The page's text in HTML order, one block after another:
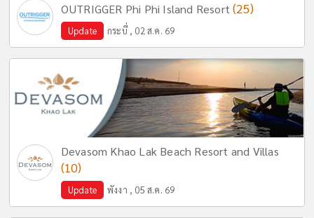
OUTRIGGER Phi Phi Island Resort(25)
Update กระบี่ , 02 ส.ค. 69
Devasom Khao Lak Beach Resort and Villas
(10)
Update พังงา , 05 ส.ค. 69